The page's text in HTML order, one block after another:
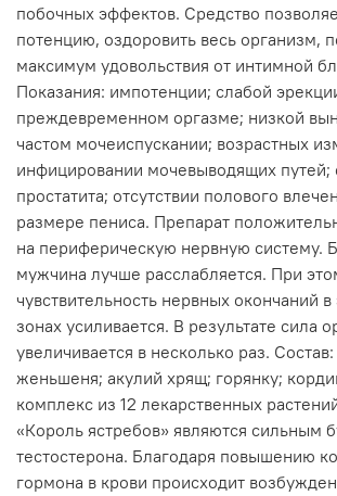
побочных эффектов. Средство
потенцию, оздоровить весь организм,
максимум удовольствия от интимной
Показания: импотенции; слабой
преждевременном оргазме; низкой
частом мочеиспускании; возрастных
инфицировании мочевыводящих путей;
простатита; отсутствии полового
размере пениса. Препарат
на периферическую нервную систему.
мужчина лучше расслабляется. При
чувствительность нервных окончаний
зонах усиливается. В результате сила
увеличивается в несколько раз.
женьшеня; акулий хрящ; горянку;
комплекс из 12 лекарственных
«Король ястребов» являются сильным
тестостерона. Благодаря повышению
гормона в крови происходит